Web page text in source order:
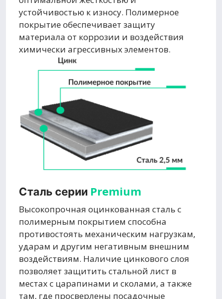
устойчивостью к износу. Полимерное
покрытие обеспечивает защиту
материала от коррозии и воздействия
химически агрессивных элементов.
Сталь серии Premium
Высокопрочная оцинкованная сталь с
полимерным покрытием способна
противостоять механическим нагрузкам,
ударам и другим негативным внешним
воздействиям. Наличие цинкового слоя
позволяет защитить стальной лист в
местах с царапинами и сколами, а также
там, где просверлены посадочные